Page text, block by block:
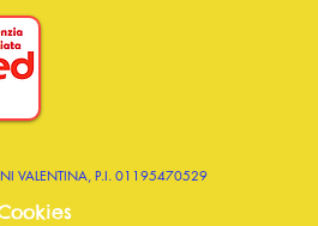
VALENTINA, P.I. 01195470529